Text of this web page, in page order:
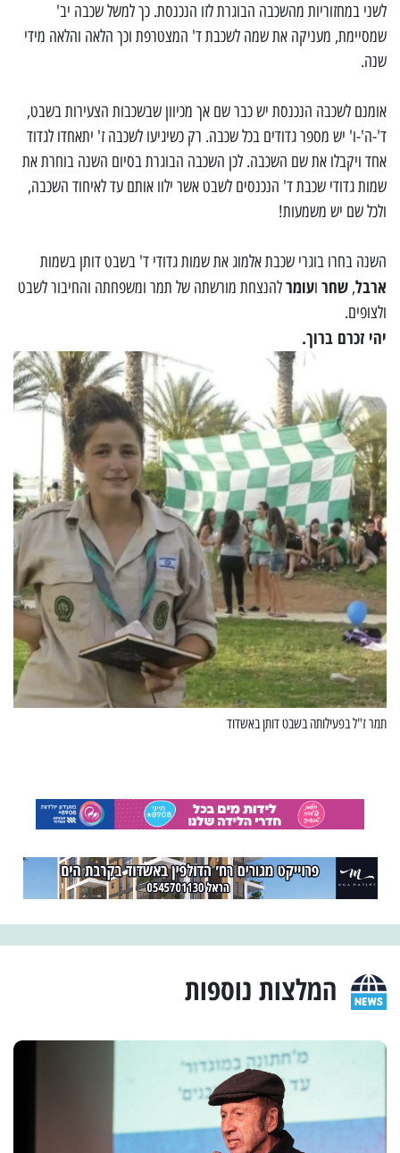
לשני במחזוריות מהשכבה הבוגרת לזו הנכנסת. כך למשל שכבה יב'
שמסיימת, מעניקה את שמה לשכבת ד' המצטרפת וכך הלאה והלאה מידי
שנה.
אומנם לשכבה הנכנסת יש כבר שם אך מכיוון שבשכבות הצעירות בשבט,
ד'-ה'-ו' יש מספר גדודים בכל שכבה. רק כשיגיעו לשכבה ז' יתאחדו לגדוד
אחד ויקבלו את שם השכבה. לכן השכבה הבוגרת בסיום השנה בוחרת את
שמות גדודי שכבת ד' הנכנסים לשבט אשר ילוו אותם עד לאיחוד השכבה,
ולכל שם יש משמעות!
השנה בחרו בוגרי שכבת אלמוג את שמות גדודי ד' בשבט דותן בשמות
ארבל, שחר ועומרלהנצחת מורשתה של תמר ומשפחתה והחיבור לשבט
ולצופים.
יהי זכרם ברוך.
תמר ז"ל בפעילותה בשבט דותן באשדוד
המלצות נוספות